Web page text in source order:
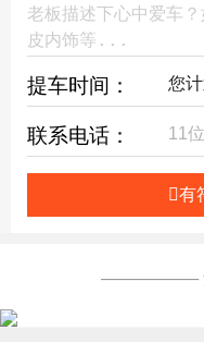
提车时间：
联系电话：
有
——————